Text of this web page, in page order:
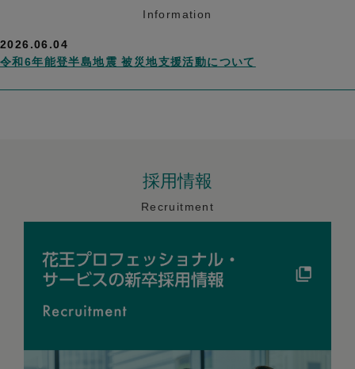
Information
2026.06.04
令和6年能登半島地震 被災地支援活動について
採用情報
Recruitment